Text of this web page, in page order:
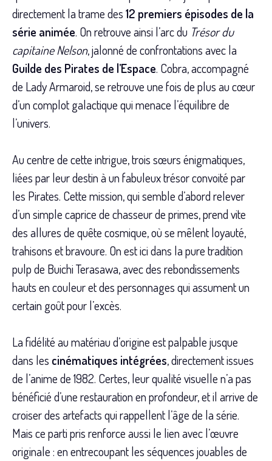
directement la trame des12 premiers épisodes de la
série animée. On retrouve ainsi l’arc du Trésor du
capitaine Nelson, jalonné de confrontations avec la
Guilde des Pirates de l’Espace. Cobra, accompagné
de Lady Armaroid, se retrouve une fois de plus au cœur
d’un complot galactique qui menace l’équilibre de
l’univers.
Au centre de cette intrigue, trois sœurs énigmatiques,
liées par leur destin à un fabuleux trésor convoité par
les Pirates. Cette mission, qui semble d’abord relever
d’un simple caprice de chasseur de primes, prend vite
des allures de quête cosmique, où se mêlent loyauté,
trahisons et bravoure. On est ici dans la pure tradition
pulp de Buichi Terasawa, avec des rebondissements
hauts en couleur et des personnages qui assument un
certain goût pour l’excès.
La fidélité au matériau d’origine est palpable jusque
dans les cinématiques intégrées, directement issues
de l’anime de 1982. Certes, leur qualité visuelle n’a pas
bénéficié d’une restauration en profondeur, et il arrive de
croiser des artefacts qui rappellent l’âge de la série.
Mais ce parti pris renforce aussi le lien avec l’œuvre
originale : en entrecoupant les séquences jouables de